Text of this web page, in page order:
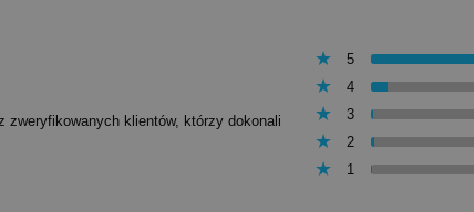
zweryfikowanych klientów, którzy dokonali
5
4
3
2
1